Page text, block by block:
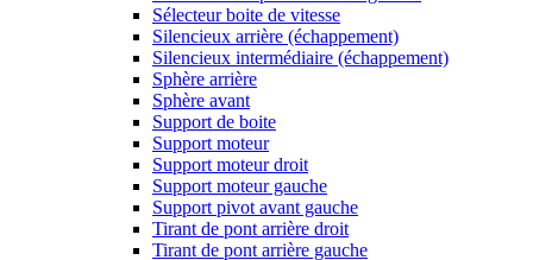
Sélecteur boite de vitesse
Silencieux arrière (échappement)
Silencieux intermédiaire (échappement)
Sphère arrière
Sphère avant
Support de boite
Support moteur
Support moteur droit
Support moteur gauche
Support pivot avant gauche
Tirant de pont arrière droit
Tirant de pont arrière gauche